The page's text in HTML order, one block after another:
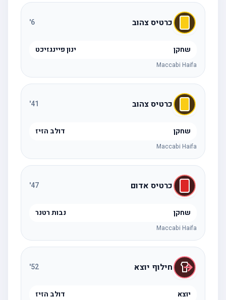
כרטיס צהוב
שחקן ינון פיינגזיכט
Maccabi Haifa
כרטיס צהוב 41
'
שחקן דולב הזיז
Maccabi Haifa
כרטיס אדום 47
'
שחקן נבות רטנר
Maccabi Haifa
חילוף יוצא 52
'
יוצא דולב הזיז